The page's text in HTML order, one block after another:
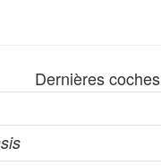
Dernières coches